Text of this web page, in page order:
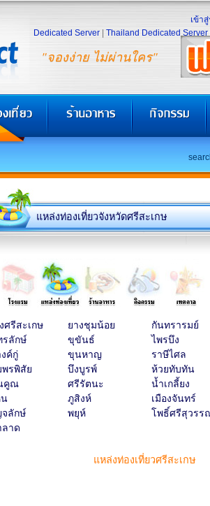
"จองง่าย ไม่ผ่านใคร"
เข้า
Dedicated Server
Thailand Dedicated Server
แหล่งท่องเที่ยวจังหวัดศรีสะเกษ
ศรีสะเกษ ยางชุมน้อย
กันทรารมย์
รลักษ์
ขุขันธ์
ไพรบึง
ค์กู่
ขุนหาญ
ราษีไศล
พรพิสัย
บึงบูรพ์
ห้วยทับทัน
คูณ
ศรีรัตนะ
น้ำเกลี้ยง
น
ภูสิงห์
เมืองจันทร์
จลักษ์
พยุห์
โพธิ์ศรีสุวรร
าด
แหล่งท่องเที่ยวศรีสะเกษ